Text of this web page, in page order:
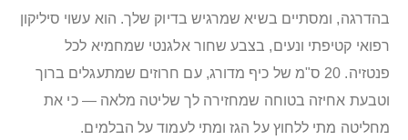
בהדרגה, ומסתיים בשיא שמרגיש בדיוק שלך. הוא עשוי סיליקון
רפואי קטיפתי ונעים, בצבע שחור אלגנטי שמחמיא לכל
פנטזיה. 20 ס"מ של כיף מדורג, עם חרוזים שמתעגלים ברוך
וטבעת אחיזה בטוחה שמחזירה לך שליטה מלאה — כי את
מחליטה מתי ללחוץ על הגז ומתי לעמוד על הבלמים.